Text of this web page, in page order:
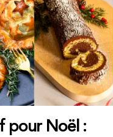
pour Noël :